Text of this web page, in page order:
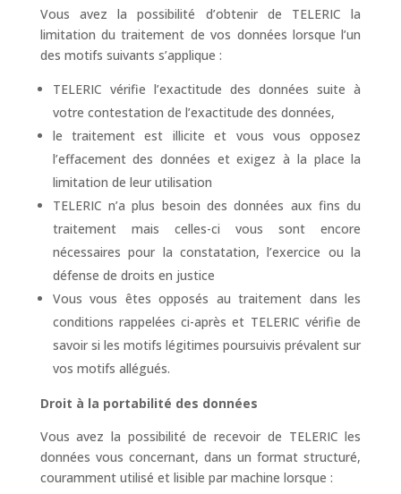
Vous avez la possibilité d’obtenir de TELERIC la
limitation du traitement de vos données lorsque l’un
des motifs suivants s’applique :
TELERIC vérifie l’exactitude des données suite à
votre contestation de l’exactitude des données,
le traitement est illicite et vous vous opposez
l’effacement des données et exigez à la place la
limitation de leur utilisation
TELERIC n’a plus besoin des données aux fins du
traitement mais celles-ci vous sont encore
nécessaires pour la constatation, l’exercice ou la
défense de droits en justice
Vous vous êtes opposés au traitement dans les
conditions rappelées ci-après et TELERIC vérifie de
savoir si les motifs légitimes poursuivis prévalent sur
vos motifs allégués.
Droit à la portabilité des données
Vous avez la possibilité de recevoir de TELERIC les
données vous concernant, dans un format structuré,
couramment utilisé et lisible par machine lorsque :